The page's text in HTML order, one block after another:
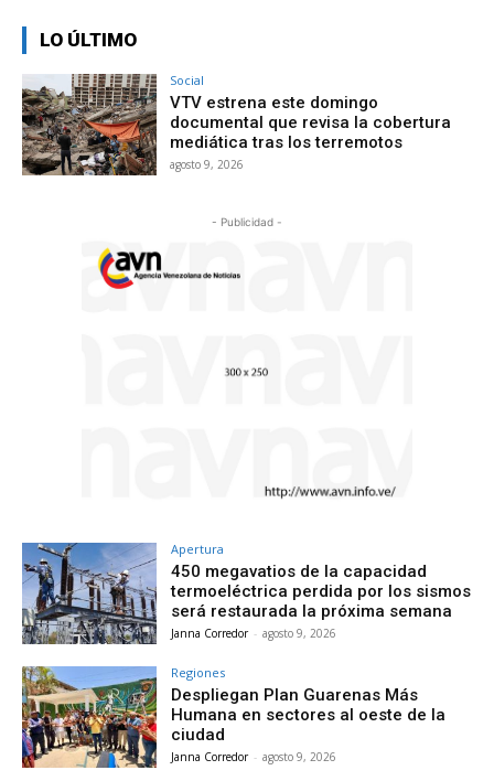
LO ÚLTIMO
Social
VTV estrena este domingo
documental que revisa la cobertura
mediática tras los terremotos
agosto 9, 2026
- Publicidad -
Apertura
450 megavatios de la capacidad
termoeléctrica perdida por los sismos
será restaurada la próxima semana
Janna Corredor - agosto 9, 2026
Regiones
Despliegan Plan Guarenas Más
Humana en sectores al oeste de la
ciudad
Janna Corredor - agosto 9, 2026